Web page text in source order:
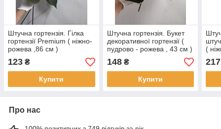
Штучна гортензія. Гілка
гортензії Premium ( ніжно-
рожева ,86 см )
123 ₴
Купити
Штучна гортензія. Букет
декоративної гортензії (
пудрово - рожева , 43 см )
148₴
Купити
(
217
Про нас